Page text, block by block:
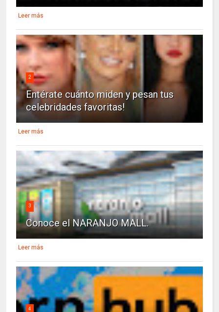
Leer más
2
Entérate cuánto miden y pesan tus
celebridades favoritas!
Leer más
3
Conoce el NARANJO MALL.
Leer más
4